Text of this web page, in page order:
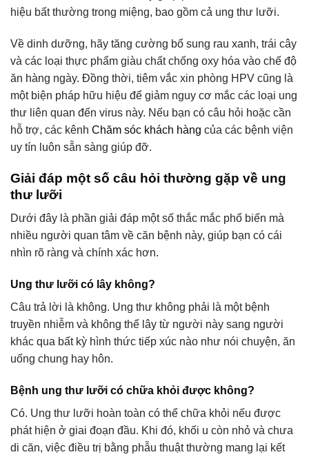
hiệu bất thường trong miệng, bao gồm cả ung thư lưỡi.
Về dinh dưỡng, hãy tăng cường bổ sung rau xanh, trái cây
và các loại thực phẩm giàu chất chống oxy hóa vào chế độ
ăn hàng ngày. Đồng thời, tiêm vắc xin phòng HPV cũng là
một biện pháp hữu hiệu để giảm nguy cơ mắc các loại ung
thư liên quan đến virus này. Nếu bạn có câu hỏi hoặc cần
hỗ trợ, các kênh Chăm sóc khách hàng của các bệnh viện
uy tín luôn sẵn sàng giúp đỡ.
Giải đáp một số câu hỏi thường gặp về ung
thư lưỡi
Dưới đây là phần giải đáp một số thắc mắc phổ biến mà
nhiều người quan tâm về căn bệnh này, giúp bạn có cái
nhìn rõ ràng và chính xác hơn.
Ung thư lưỡi có lây không?
Câu trả lời là không. Ung thư không phải là một bệnh
truyền nhiễm và không thể lây từ người này sang người
khác qua bất kỳ hình thức tiếp xúc nào như nói chuyện, ăn
uống chung hay hôn.
Bệnh ung thư lưỡi có chữa khỏi được không?
Có. Ung thư lưỡi hoàn toàn có thể chữa khỏi nếu được
phát hiện ở giai đoạn đầu. Khi đó, khối u còn nhỏ và chưa
di căn, việc điều trị bằng phẫu thuật thường mang lại kết